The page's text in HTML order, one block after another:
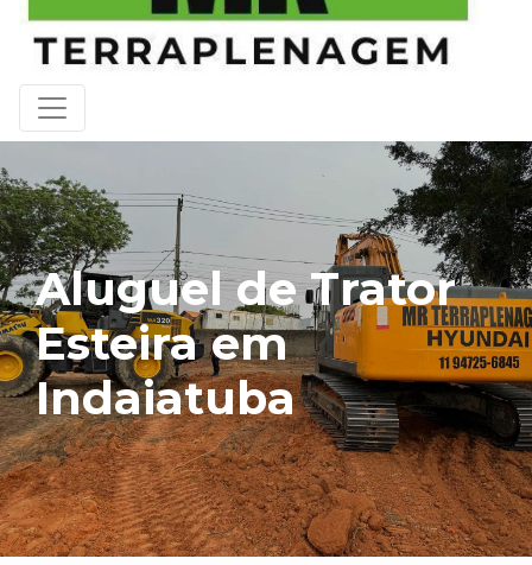
Aluguel de Trator
Esteira em
Indaiatuba